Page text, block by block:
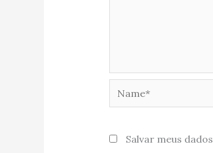
Salvar meus